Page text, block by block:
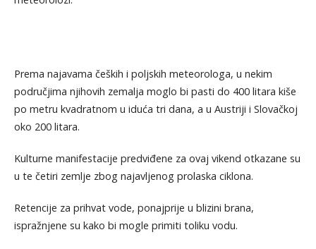
Prema najavama čeških i poljskih meteorologa, u nekim
područjima njihovih zemalja moglo bi pasti do 400 litara kiše
po metru kvadratnom u iduća tri dana, a u Austriji i Slovačkoj
oko 200 litara.
Kulturne manifestacije predviđene za ovaj vikend otkazane su
u te četiri zemlje zbog najavljenog prolaska ciklona.
Retencije za prihvat vode, ponajprije u blizini brana,
ispražnjene su kako bi mogle primiti toliku vodu.